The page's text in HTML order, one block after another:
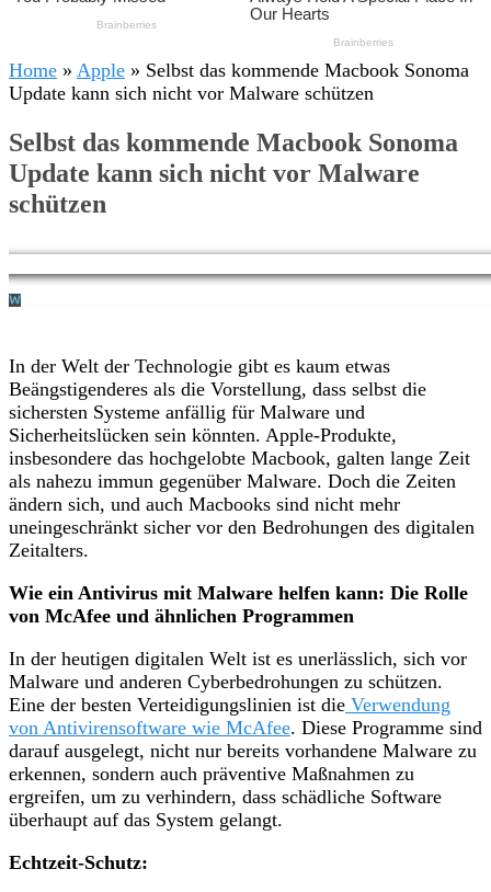
Home » Apple » Selbst das kommende Macbook Sonoma
Update kann sich nicht vor Malware schützen
Selbst das kommende Macbook Sonoma
Update kann sich nicht vor Malware
schützen
In der Welt der Technologie gibt es kaum etwas
Beängstigenderes als die Vorstellung, dass selbst die
sichersten Systeme anfällig für Malware und
Sicherheitslücken sein könnten. Apple-Produkte,
insbesondere das hochgelobte Macbook, galten lange Zeit
als nahezu immun gegenüber Malware. Doch die Zeiten
ändern sich, und auch Macbooks sind nicht mehr
uneingeschränkt sicher vor den Bedrohungen des digitalen
Zeitalters.
Wie ein Antivirus mit Malware helfen kann: Die Rolle
von McAfee und ähnlichen Programmen
In der heutigen digitalen Welt ist es unerlässlich, sich vor
Malware und anderen Cyberbedrohungen zu schützen.
Eine der besten Verteidigungslinien ist die Verwendung
von Antivirensoftware wie McAfee. Diese Programme sind
darauf ausgelegt, nicht nur bereits vorhandene Malware zu
erkennen, sondern auch präventive Maßnahmen zu
ergreifen, um zu verhindern, dass schädliche Software
überhaupt auf das System gelangt.
Echtzeit-Schutz: